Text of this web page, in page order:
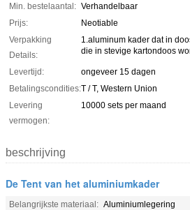
Min. bestelaantal: Verhandelbaar
Prijs:
Neotiable
Verpakking
Details:
1.aluminum kader dat in
die in stevige kartondoos
Levertijd:
ongeveer 15 dagen
Betalingscondities:T / T, Western Union
Levering
vermogen:
10000 sets per maand
beschrijving
De Tent van het aluminiumkader
Belangrijkste materiaal: Aluminiumlegering